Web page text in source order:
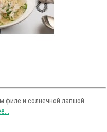
филе и солнечной лапшой.